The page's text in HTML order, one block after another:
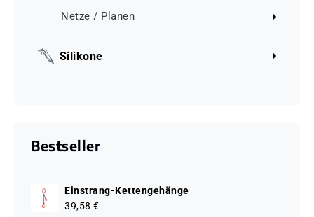
Netze / Planen
Silikone
Bestseller
Einstrang-Kettengehänge
39,58 €